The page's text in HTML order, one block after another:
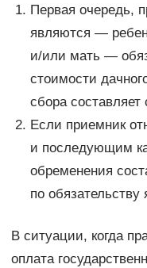
Первая очередь,
являются —
и/или мать —
стоимости
сбора
Если приемник
и последующим
обременения
по обязательству
В ситуации, когда
оплата